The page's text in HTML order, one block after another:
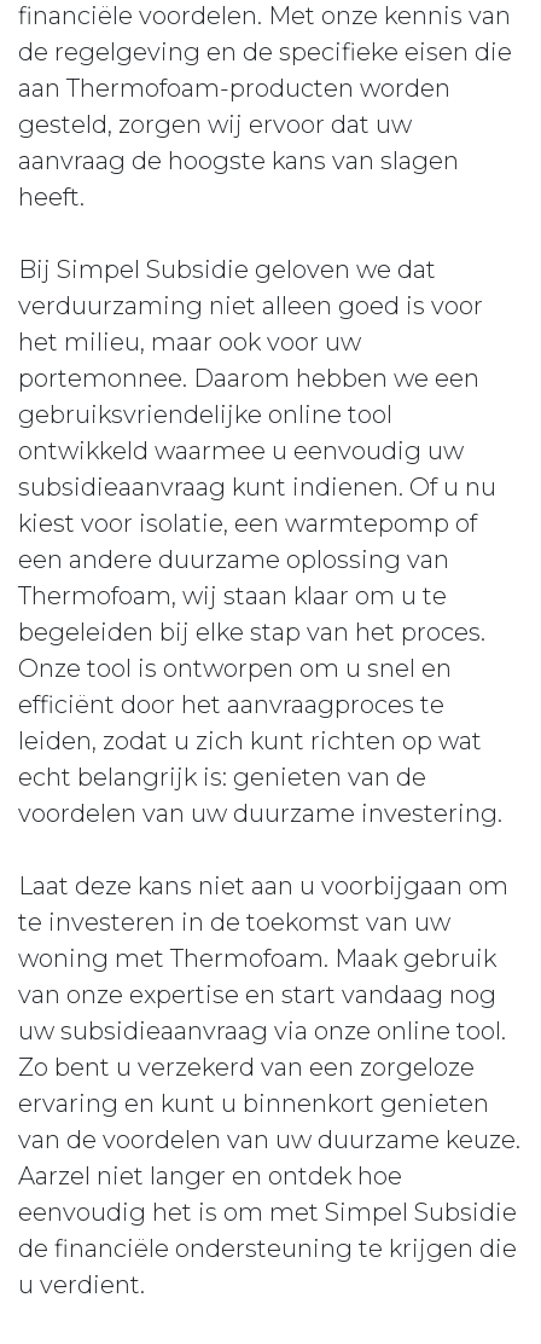
financiële voordelen. Met onze kennis van
de regelgeving en de specifieke eisen die
aan Thermofoam-producten worden
gesteld, zorgen wij ervoor dat uw
aanvraag de hoogste kans van slagen
heeft.
Bij Simpel Subsidie geloven we dat
verduurzaming niet alleen goed is voor
het milieu, maar ook voor uw
portemonnee. Daarom hebben we een
gebruiksvriendelijke online tool
ontwikkeld waarmee u eenvoudig uw
subsidieaanvraag kunt indienen. Of u nu
kiest voor isolatie, een warmtepomp of
een andere duurzame oplossing van
Thermofoam, wij staan klaar om u te
begeleiden bij elke stap van het proces.
Onze tool is ontworpen om u snel en
efficiënt door het aanvraagproces te
leiden, zodat u zich kunt richten op wat
echt belangrijk is: genieten van de
voordelen van uw duurzame investering.
Laat deze kans niet aan u voorbijgaan om
te investeren in de toekomst van uw
woning met Thermofoam. Maak gebruik
van onze expertise en start vandaag nog
uw subsidieaanvraag via onze online tool.
Zo bent u verzekerd van een zorgeloze
ervaring en kunt u binnenkort genieten
van de voordelen van uw duurzame keuze.
Aarzel niet langer en ontdek hoe
eenvoudig het is om met Simpel Subsidie
de financiële ondersteuning te krijgen die
u verdient.